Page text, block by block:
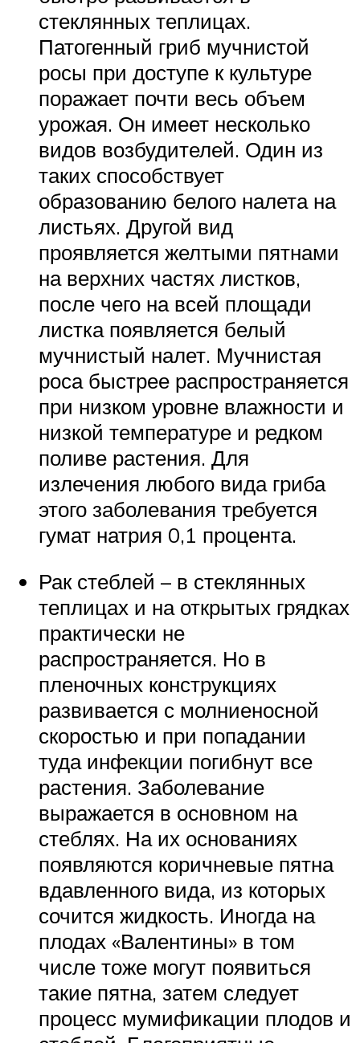
стеклянных теплицах.
Патогенный гриб мучнистой
росы при доступе к культуре
поражает почти весь объем
урожая. Он имеет несколько
видов возбудителей. Один из
таких способствует
образованию белого налета на
листьях. Другой вид
проявляется желтыми пятнами
на верхних частях листков,
после чего на всей площади
листка появляется белый
мучнистый налет. Мучнистая
роса быстрее распространяется
при низком уровне влажности и
низкой температуре и редком
поливе растения. Для
излечения любого вида гриба
этого заболевания требуется
гумат натрия 0,1 процента.
Рак стеблей – в стеклянных
теплицах и на открытых грядках
практически не
распространяется. Но в
пленочных конструкциях
развивается с молниеносной
скоростью и при попадании
туда инфекции погибнут все
растения. Заболевание
выражается в основном на
стеблях. На их основаниях
появляются коричневые пятна
вдавленного вида, из которых
сочится жидкость. Иногда на
плодах «Валентины» в том
числе тоже могут появиться
такие пятна, затем следует
процесс мумификации плодов и